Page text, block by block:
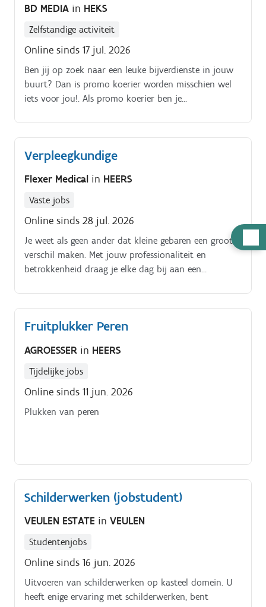
BD MEDIA in HEKS
Zelfstandige activiteit
Online sinds 17 jul. 2026
Ben jij op zoek naar een leuke bijverdienste in jouw
buurt? Dan is promo koerier worden misschien wel
iets voor jou!. Als promo koerier ben je
wekelijkse folderpakket in de door jou gekozen buurt
Je kiest daarbij zelf hoe je dat doet (met de fiets, te
voet, bromfiets, … ) De folderpakketten moeten
brievenbussen belanden Je kiest binnen die
tijdspanne zelf wanneer je de pakketten rondbrengt
eigen beschikbaarheid De opdracht is in zelfstandig
bijberoep/hoofdberoep: Wat je hiervoor moet doen
wordt tijdens een gesprek in het dichtstbijzijnde
kantoor of via een videocall gegeven.
Verpleegkundige
Flexer Medical in HEERS
Vaste jobs
Online sinds 28 jul. 2026
Je weet als geen ander dat kleine gebaren een groot
verschil maken. Met jouw professionaliteit en
betrokkenheid draag je elke dag bij aan een
Fruitplukker Peren
AGROESSER in HEERS
Tijdelijke jobs
Online sinds 11 jun. 2026
Plukken van peren
Schilderwerken (jobstudent)
VEULEN ESTATE in VEULEN
Studentenjobs
Online sinds 16 jun. 2026
Uitvoeren van schilderwerken op kasteel domein. U
heeft enige ervaring met schilderwerken, bent